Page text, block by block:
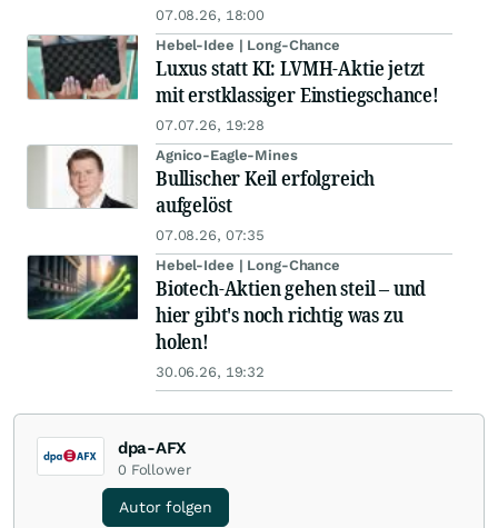
07.08.26, 18:00
Hebel-Idee | Long-Chance
Luxus statt KI: LVMH-Aktie jetzt
mit erstklassiger Einstiegschance!
07.07.26, 19:28
Agnico-Eagle-Mines
Bullischer Keil erfolgreich
aufgelöst
07.08.26, 07:35
Hebel-Idee | Long-Chance
Biotech-Aktien gehen steil – und
hier gibt's noch richtig was zu
holen!
30.06.26, 19:32
dpa-AFX
0 Follower
Autor folgen